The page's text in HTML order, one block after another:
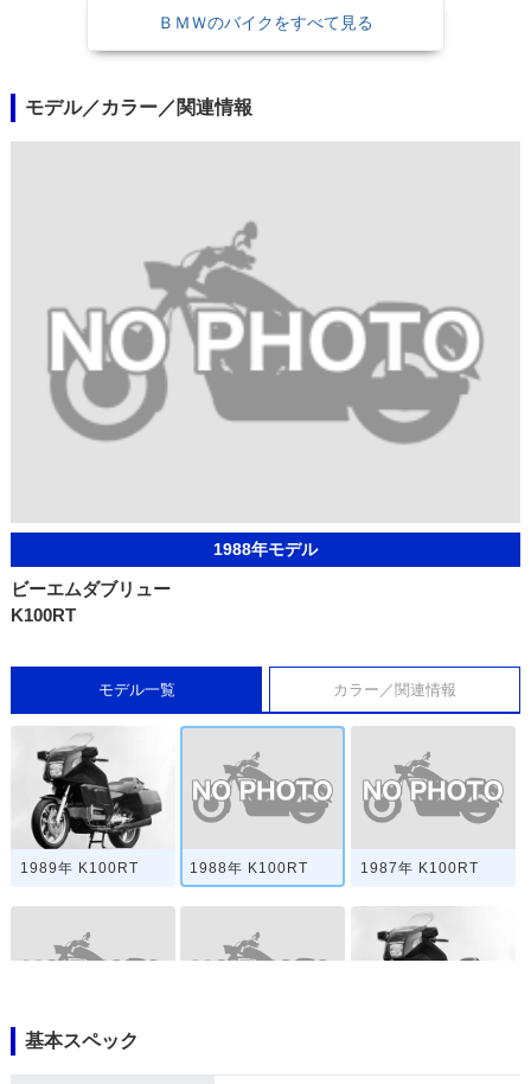
ＢＭＷのバイクをすべて見る
モデル／カラー／関連情報
1988年モデル
ビーエムダブリュー
K100RT
モデル一覧 カラー／関連情報
1989年 K100RT 1988年 K100RT 1987年 K100RT
1986年 K100RT
基本スペック